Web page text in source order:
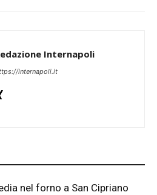
Internapoli
internapoli.it
nel forno a San Cipriano